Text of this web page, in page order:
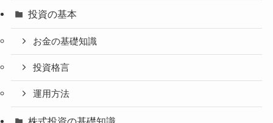
投資の基本
お金の基礎知識
投資格言
運用方法